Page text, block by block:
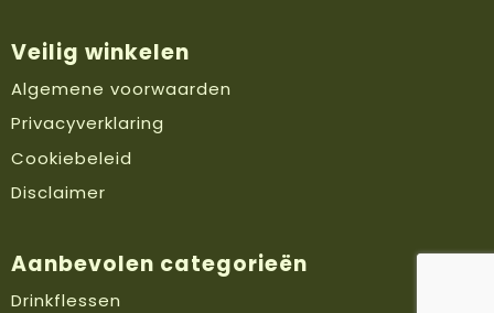
Veilig winkelen
Algemene voorwaarden
Privacyverklaring
Cookiebeleid
Disclaimer
Aanbevolen categorieën
Drinkflessen